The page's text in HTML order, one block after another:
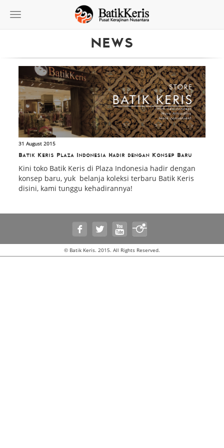
Toggle
NEWS
31 August 2015
Batik Keris Plaza Indonesia Hadir dengan Konsep Baru
Kini toko Batik Keris di Plaza Indonesia hadir dengan
konsep baru, yuk belanja koleksi terbaru Batik Keris
disini, kami tunggu kehadirannya!
© Batik Keris. 2015. All Rights Reserved.